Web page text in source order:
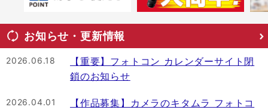
お知らせ・更新情報
2026.06.18
【重要】フォトコン カレンダーサイト閉
鎖のお知らせ
2026.04.01
【作品募集】カメラのキタムラ フォトコ